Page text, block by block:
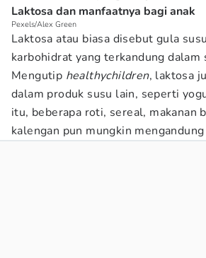
Laktosa dan manfaatnya bagi anak
Pexels/Alex Green
Laktosa atau biasa disebut gula
karbohidrat yang terkandung dalam
Mengutip healthychildren, laktosa
dalam produk susu lain, seperti
itu, beberapa roti, sereal, makanan
kalengan pun mungkin